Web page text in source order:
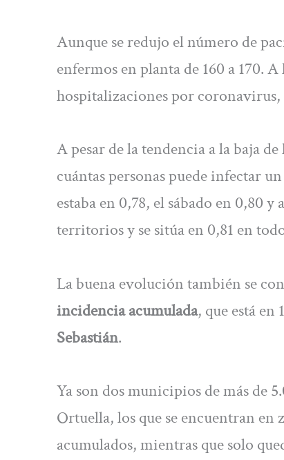
Aunque se redujo el número de
enfermos en planta de 160 a 170.
hospitalizaciones por coronavirus,
A pesar de la tendencia a la baja
cuántas personas puede infectar
estaba en 0,78, el sábado en 0,80
territorios y se sitúa en 0,81 en
La buena evolución también se
incidencia acumulada, que está
Sebastián.
Ya son dos municipios de más de
Ortuella, los que se encuentran en
acumulados, mientras que solo